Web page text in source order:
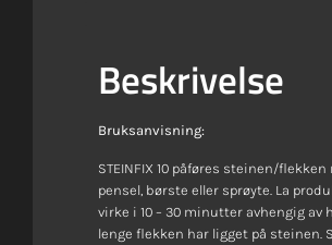
Beskrivelse
Bruksanvisning:
STEINFIX 10 påføres steinen/flekken
pensel, børste eller sprøyte. La
virke i 10 – 30 minutter avhengig av
lenge flekken har ligget på steinen.